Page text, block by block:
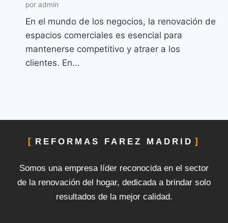
por admin
En el mundo de los negocios, la renovación de
espacios comerciales es esencial para
mantenerse competitivo y atraer a los
clientes. En...
REFORMAS FAREZ MADRID
Somos una empresa líder reconocida en el sector
de la renovación del hogar, dedicada a brindar solo
resultados de la mejor calidad.